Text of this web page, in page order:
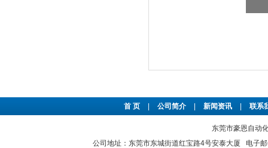
首 页 公司简介 新闻资讯 联系
东莞市豪恩自动
公司地址：东莞市东城街道红宝路4号安泰大厦 电子